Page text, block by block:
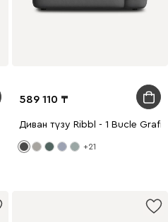
589 110
Диван түзу Ribbl - 1 Bucle Grafit
+21